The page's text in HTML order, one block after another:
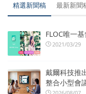
精選新聞稿 最新新聞
FLOC唯一
2021/03/29
戴爾科技推
整合小型會